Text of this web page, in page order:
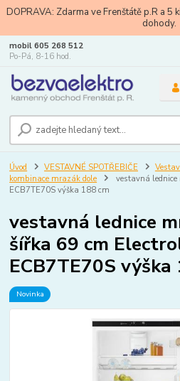
DOPRAVA: Zdarma ve Frenštátě p.R a
dohody.
mobil 605 268 512
Po-Pá, 8-16 hod.
Úvod VESTAVNÉ SPOTŘEBIČE
kombinace mrazák dole
vestavná
ECB7TE70S výška 188 cm
vestavná lednice
šířka 69 cm
ECB7TE70S výška
Novinka